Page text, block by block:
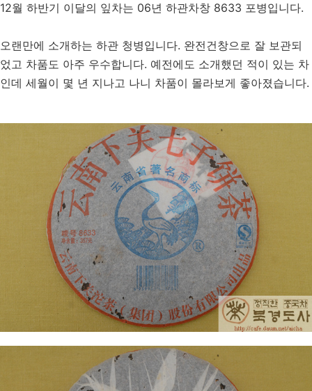
12월 하반기 이달의 잎차는 06년 하관차창 8633 포병입니다.
오랜만에 소개하는 하관 청병입니다. 완전건창으로 잘 보관되
었고 차품도 아주 우수합니다. 예전에도 소개했던 적이 있는 차
인데 세월이 몇 년 지나고 나니 차품이 몰라보게 좋아졌습니다.